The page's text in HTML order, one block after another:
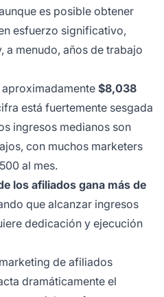
es posible obtener
esfuerzo significativo,
a menudo, años de trabajo
$8,038
está fuertemente sesgada
ingresos medianos son
con muchos marketers
al mes.
los afiliados gana más de
que alcanzar ingresos
dedicación y ejecución
de afiliados
dramáticamente el